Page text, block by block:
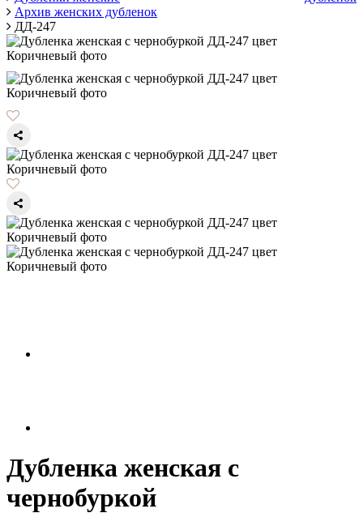
Архив женских дубленок
ДД-247
Дубленка женская с
чернобуркой